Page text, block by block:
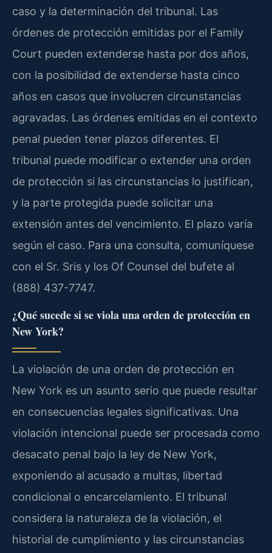
caso y la determinación del tribunal. Las
órdenes de protección emitidas por el Family
Court pueden extenderse hasta por dos años,
con la posibilidad de extenderse hasta cinco
años en casos que involucren circunstancias
agravadas. Las órdenes emitidas en el contexto
penal pueden tener plazos diferentes. El
tribunal puede modificar o extender una orden
de protección si las circunstancias lo justifican,
y la parte protegida puede solicitar una
extensión antes del vencimiento. El plazo varía
según el caso. Para una consulta, comuníquese
con el Sr. Sris y los Of Counsel del bufete al
(888) 437-7747.
¿Qué sucede si se viola una orden de protección en
New York?
La violación de una orden de protección en
New York es un asunto serio que puede resultar
en consecuencias legales significativas. Una
violación intencional puede ser procesada como
desacato penal bajo la ley de New York,
exponiendo al acusado a multas, libertad
condicional o encarcelamiento. El tribunal
considera la naturaleza de la violación, el
historial de cumplimiento y las circunstancias